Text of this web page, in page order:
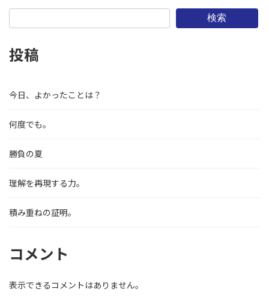
検索
投稿
今日、よかったことは？
何度でも。
勝負の夏
理解を再現する力。
積み重ねの証明。
コメント
表示できるコメントはありません。